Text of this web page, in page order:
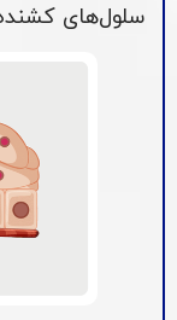
سلول‌های